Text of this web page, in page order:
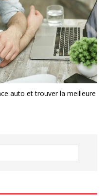
auto et trouver la meilleure